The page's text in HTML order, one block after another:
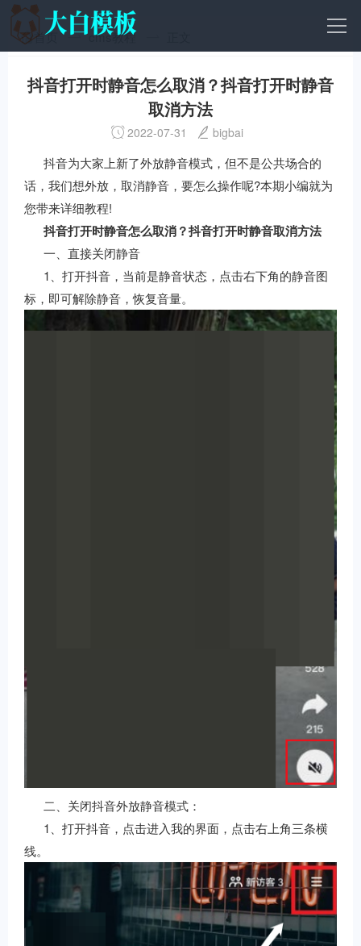
首页 cms教程
抖音打开时静音怎么取消？抖音打开时静音
取消方法
2022-07-31 bigbai
抖音为大家上新了外放静音模式，但不是公共场合的
话，我们想外放，取消静音，要怎么操作呢?本期小编就为
您带来详细教程!
抖音打开时静音怎么取消？抖音打开时静音取消方法
一、直接关闭静音
1、打开抖音，当前是静音状态，点击右下角的静音图
标，即可解除静音，恢复音量。
二、关闭抖音外放静音模式：
1、打开抖音，点击进入我的界面，点击右上角三条横
线。